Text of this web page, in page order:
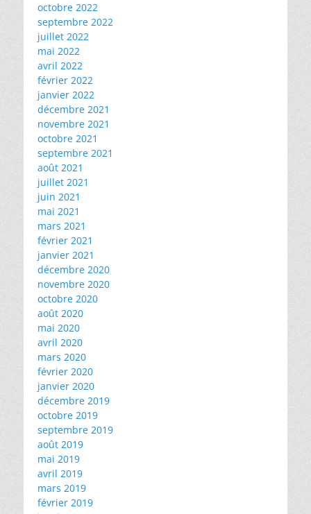
octobre 2022
septembre 2022
juillet 2022
mai 2022
avril 2022
février 2022
janvier 2022
décembre 2021
novembre 2021
octobre 2021
septembre 2021
août 2021
juillet 2021
juin 2021
mai 2021
mars 2021
février 2021
janvier 2021
décembre 2020
novembre 2020
octobre 2020
août 2020
mai 2020
avril 2020
mars 2020
février 2020
janvier 2020
décembre 2019
octobre 2019
septembre 2019
août 2019
mai 2019
avril 2019
mars 2019
février 2019